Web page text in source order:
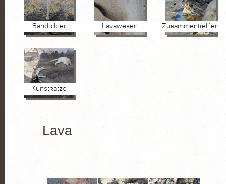
Sandbilder Lavawesen Zusammentreffen
Kunstkatze
Lava